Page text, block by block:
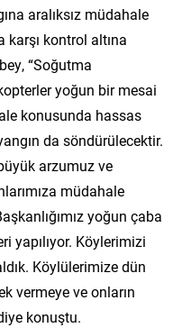
aralıksız müdahale
karşı kontrol altına
“Soğutma
yoğun bir mesai
konusunda hassas
da söndürülecektir.
arzumuz ve
müdahale
yoğun çaba
yapılıyor. Köylerimizi
Köylülerimize dün
vermeye ve onların
konuştu.